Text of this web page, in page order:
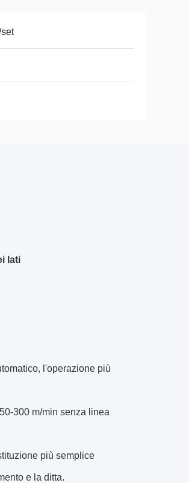
lati
l'operazione più
300 m/min senza linea
più semplice
e la ditta.